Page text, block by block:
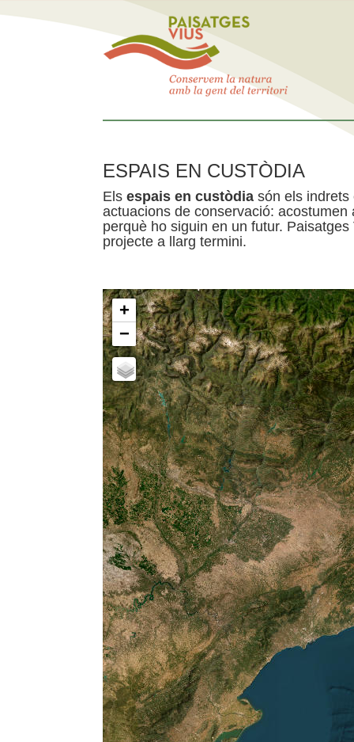
ESPAIS EN CUSTÒDIA
Els espais en custòdia són els indrets
actuacions de conservació:
perquè ho siguin en un futur.
projecte a llarg termini.
+
−